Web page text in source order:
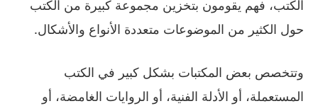
الكتب، فهم يقومون بتخزين مجموعة كبيرة من الكتب
حول الكثير من الموضوعات متعددة الأنواع والأشكال.
وتتخصص بعض المكتبات بشكل كبير في الكتب
المستعملة، أو الأدلة الفنية، أو الروايات الغامضة، أو